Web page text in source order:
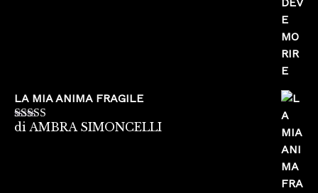
LA MIA ANIMA FRAGILE
Valutato5su
di AMBRA SIMONCELLI